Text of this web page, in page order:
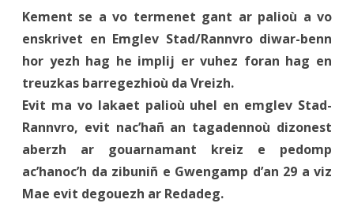
Kement se a vo termenet gant ar palioù a vo
enskrivet en Emglev Stad/Rannvro diwar-benn
hor yezh hag he implij er vuhez foran hag en
treuzkas barregezhioù da Vreizh.
Evit ma vo lakaet palioù uhel en emglev Stad-
Rannvro, evit nac’hañ an tagadennoù dizonest
aberzh ar gouarnamant kreiz e pedomp
ac’hanoc’h da zibuniñ e Gwengamp d’an 29 a viz
Mae evit degouezh ar Redadeg.